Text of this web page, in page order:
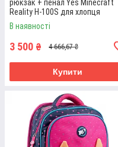
рюкзак + пенал Yes Minecraft
Reality H-100S для хлопця
(550223D1)
В наявності
3 500 ₴ 4 666,67 ₴
Купити